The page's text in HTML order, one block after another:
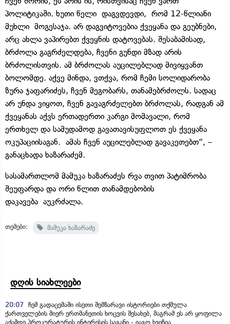
პოლიტიკაში. ხუთი წელი დაგვდევდი, რომ 12-წლიანი
მუხლი მოგესაჯა. არ დაგვიტოვებია ქვეყანა და გეუბნები,
არც ახლა ვაპირებთ ქვეყნის დატოვებას. შესაბამისად,
ბრძოლა გაგრძელდება, ჩვენი გუნდი მზად არის
ბრძოლისთვის. ამ ბრძოლას აუცილებლად მივიყვანთ
ბოლომდე. აქვე მინდა, ვთქვა, რომ ჩემი სოლიდარობა
ზურა ჯაფარიძეს, ჩვენ მეგობარს, თანამებრძოლს. სადაც
არ უნდა ვიყოთ, ჩვენ გავაგრძელებთ ბრძოლას, რადგან ამ
ქვეყანას აქვს ერთადერთი კარგი მომავალი, რომ
ერთხელ და სამუდამოდ გავათავისუფლოთ ეს ქვეყანა
ოკუპაციისაგან. ამას ჩვენ აუცილებლად გავაკეთებთ“, –
განაცხადა ხაზარაძემ.
სასამართლომ მამუკა ხაზარაძეს რვა თვით პატიმრობა
შეუფარდა და ორი წლით თანამდებობის
დაკავება აუკრძალა.
თემები: მამუკა ხაზარაძე
დღის სიახლეები
20:07 ჩემ გადაცემაში ისეთი შემზარავი ისტორიები თქმულა
ქართველების მიერ ერთმანეთის ხოცვის შესახებ, მაგრამ ეს არ ყოფილა
აქამდე პროკურატურის ინტერესის საგანი - იაგო ხვიჩია